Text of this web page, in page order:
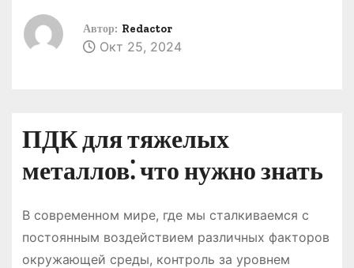
Автор: Redactor
Окт 25, 2024
ПДК для тяжелых
металлов⁚ что нужно знать
В современном мире, где мы сталкиваемся с
постоянным воздействием различных факторов
окружающей среды, контроль за уровнем